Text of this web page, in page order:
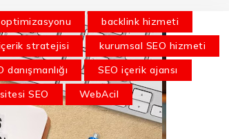
backlink hizmeti
stratejisi
kurumsal SEO hizmeti
danışmanlığı
SEO içerik ajansı
SEO WebAcil